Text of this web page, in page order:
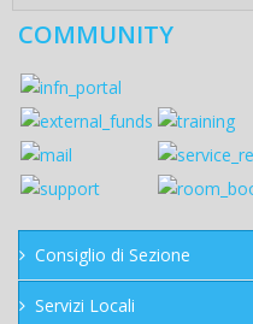
COMMUNITY
Consiglio di Sezione
Servizi Locali